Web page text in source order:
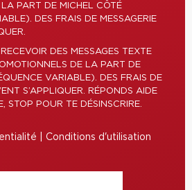
PART DE MICHEL CÔTÉ
DES FRAIS DE MESSAGERIE
DES MESSAGES TEXTE
DE LA PART DE
VARIABLE). DES FRAIS DE
S’APPLIQUER. RÉPONDS AIDE
STOP POUR TE DÉSINSCRIRE.
Conditions d'utilisation